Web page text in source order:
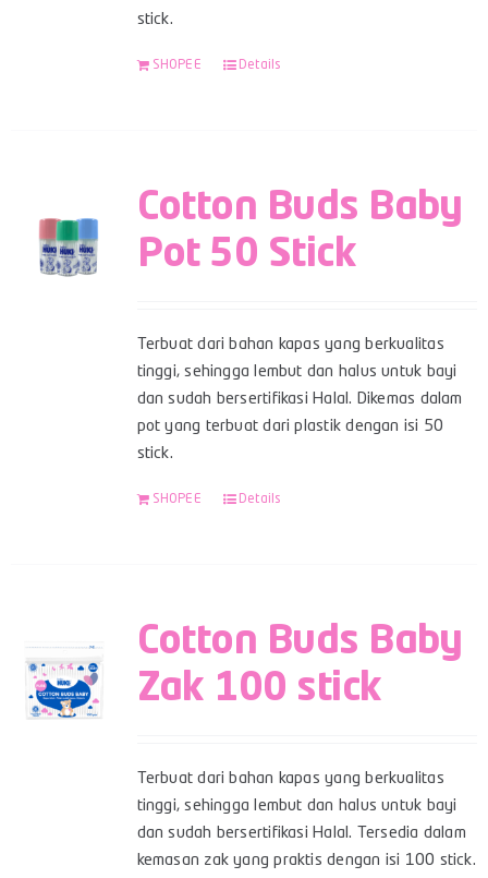
stick.
SHOPEE Details
Cotton Buds Baby
Pot 50 Stick
Terbuat dari bahan kapas yang berkualitas
tinggi, sehingga lembut dan halus untuk bayi
dan sudah bersertifikasi Halal. Dikemas dalam
pot yang terbuat dari plastik dengan isi 50
stick.
SHOPEE Details
Cotton Buds Baby
Zak 100 stick
Terbuat dari bahan kapas yang berkualitas
tinggi, sehingga lembut dan halus untuk bayi
dan sudah bersertifikasi Halal. Tersedia dalam
kemasan zak yang praktis dengan isi 100 stick.